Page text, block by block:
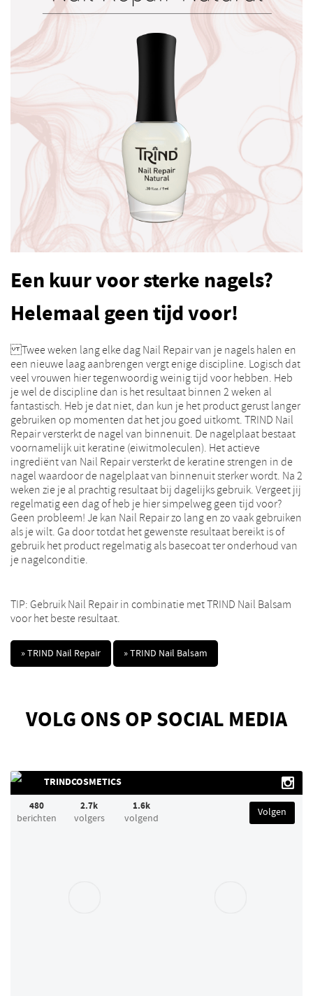
Een kuur voor sterke nagels?
Helemaal geen tijd voor!
Twee weken lang elke dag Nail Repair van je nagels halen en
een nieuwe laag aanbrengen vergt enige discipline. Logisch dat
veel vrouwen hier tegenwoordig weinig tijd voor hebben. Heb
je wel de discipline dan is het resultaat binnen 2 weken al
fantastisch. Heb je dat niet, dan kun je het product gerust langer
gebruiken op momenten dat het jou goed uitkomt. TRIND Nail
Repair versterkt de nagel van binnenuit. De nagelplaat bestaat
voornamelijk uit keratine (eiwitmoleculen). Het actieve
ingrediënt van Nail Repair versterkt de keratine strengen in de
nagel waardoor de nagelplaat van binnenuit sterker wordt. Na 2
weken zie je al prachtig resultaat bij dagelijks gebruik. Vergeet jij
regelmatig een dag of heb je hier simpelweg geen tijd voor?
Geen probleem! Je kan Nail Repair zo lang en zo vaak gebruiken
als je wilt. Ga door totdat het gewenste resultaat bereikt is of
gebruik het product regelmatig als basecoat ter onderhoud van
je nagelconditie.
TIP: Gebruik Nail Repair in combinatie met TRIND Nail Balsam
voor het beste resultaat.
» TRIND Nail Repair » TRIND Nail Balsam
VOLG ONS OP SOCIAL MEDIA
TRINDCOSMETICS
480
berichten
2.7k
volgers
1.6k
volgend Volgen